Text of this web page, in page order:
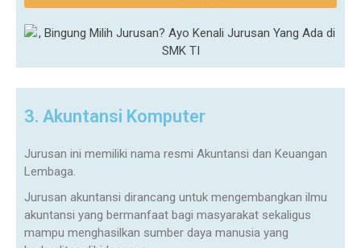
3. Akuntansi Komputer
Jurusan ini memiliki nama resmi Akuntansi dan Keuangan
Lembaga.
Jurusan akuntansi dirancang untuk mengembangkan ilmu
akuntansi yang bermanfaat bagi masyarakat sekaligus
mampu menghasilkan sumber daya manusia yang